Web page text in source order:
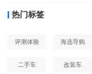
热门标签
评测体验 海选导购
二手车 改装车